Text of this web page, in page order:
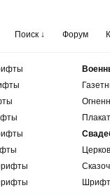
Поиск ↓ Форум